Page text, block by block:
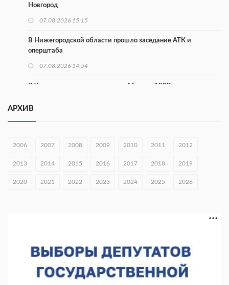
Новгород
07.08.2026 15:15
В Нижегородской области прошло заседание АТК и
оперштаба
07.08.2026 14:54
В Чкаловске спустили на воду «Метеор-120Р»
В Нижегородской области выбрали лучшего лесного
07.08.2026 13:48
В Нижнем Новгороде отметили 70-летие Дня строителя
07.08.2026 13:15
В Нижнем Новгороде прошло совещание Росгвардии
АРХИВ
2006 2007 2008 2009 2010 2011 2012
2013 2014 2015 2016 2017 2018 2019
2020 2021 2022 2023 2024 2025 2026